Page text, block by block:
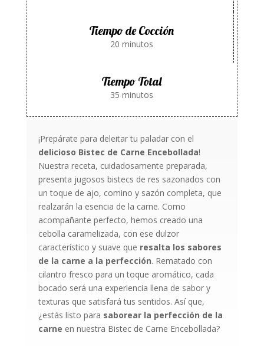
Tiempo de Cocción
20 minutos
Tiempo Total
35 minutos
¡Prepárate para deleitar tu paladar con el
delicioso Bistec de Carne Encebollada!
Nuestra receta, cuidadosamente preparada,
presenta jugosos bistecs de res sazonados con
un toque de ajo, comino y sazón completa, que
realzarán la esencia de la carne. Como
acompañante perfecto, hemos creado una
cebolla caramelizada, con ese dulzor
característico y suave que resalta los sabores
de la carne a la perfección. Rematado con
cilantro fresco para un toque aromático, cada
bocado será una experiencia llena de sabor y
texturas que satisfará tus sentidos. Así que,
¿estás listo para saborear la perfección de la
carne en nuestra Bistec de Carne Encebollada?